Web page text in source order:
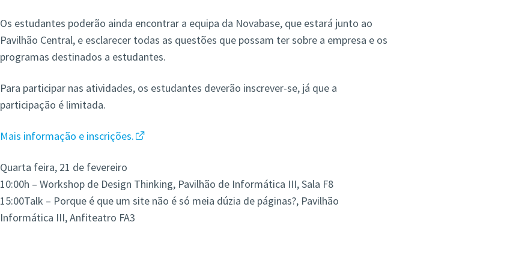
Os estudantes poderão ainda encontrar a equipa da Novabase, que estará junto ao
Pavilhão Central, e esclarecer todas as questões que possam ter sobre a empresa e os
programas destinados a estudantes.
Para participar nas atividades, os estudantes deverão inscrever-se, já que a
participação é limitada.
Mais informação e inscrições.
Quarta feira, 21 de fevereiro
10:00h – Workshop de Design Thinking, Pavilhão de Informática III, Sala F8
15:00Talk – Porque é que um site não é só meia dúzia de páginas?, Pavilhão
Informática III, Anfiteatro FA3